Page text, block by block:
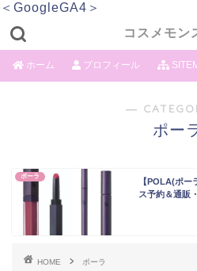
＜GoogleGA4＞
コスメモン
ホーム プロフィール
―
ポー
ポーラ
【POLA(ポー
ス予約＆通販
HOME ポーラ